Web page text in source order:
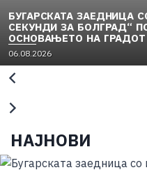
БУГАРСКАТА ЗАЕДНИЦА
СЕКУНДИ ЗА БОЛГРАД“
ОСНОВАЊЕТО НА ГРАДОТ
06.08.2026
НАЈНОВИ